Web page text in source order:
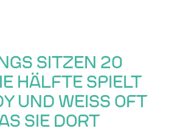
SITZEN 20
HÄLFTE SPIELT
UND WEISS OFT N
SIE DORT V